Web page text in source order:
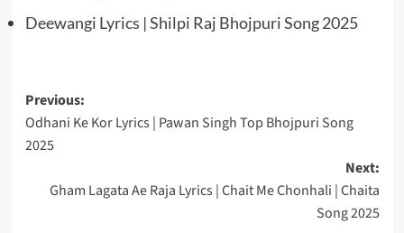
Deewangi Lyrics | Shilpi Raj Bhojpuri Song 2025
Post
navigation
Previous:
Odhani Ke Kor Lyrics | Pawan Singh Top Bhojpuri Song
2025
Next:
Gham Lagata Ae Raja Lyrics | Chait Me Chonhali | Chaita
Song 2025